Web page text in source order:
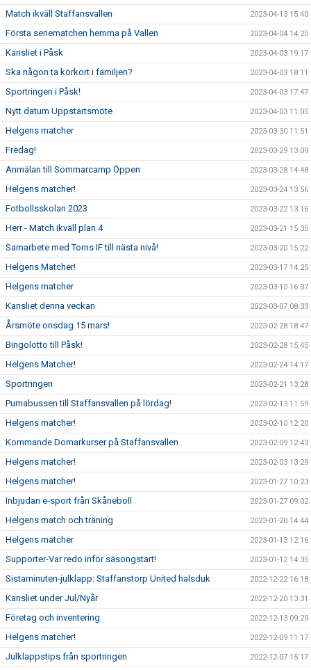
Match ikväll Staffansvallen 2023-04-13 15:40
Första seriematchen hemma på Vallen 2023-04-04 14:25
Kansliet i Påsk 2023-04-03 19:17
Ska någon ta körkort i familjen? 2023-04-03 18:11
Sportringen i Påsk! 2023-04-03 17:47
Nytt datum Uppstartsmöte 2023-04-03 11:05
Helgens matcher 2023-03-30 11:51
Fredag! 2023-03-29 13:09
Anmälan till Sommarcamp Öppen 2023-03-28 14:48
Helgens matcher! 2023-03-24 13:56
Fotbollsskolan 2023 2023-03-22 13:16
Herr - Match ikväll plan 4 2023-03-21 15:35
Samarbete med Torns IF till nästa nivå! 2023-03-20 15:22
Helgens Matcher! 2023-03-17 14:25
Helgens matcher 2023-03-10 16:37
Kansliet denna veckan 2023-03-07 08:33
Årsmöte onsdag 15 mars! 2023-02-28 18:47
Bingolotto till Påsk! 2023-02-28 15:45
Helgens Matcher! 2023-02-24 14:17
Sportringen 2023-02-21 13:28
Pumabussen till Staffansvallen på lördag! 2023-02-13 11:59
Helgens matcher! 2023-02-10 12:20
Kommande Domarkurser på Staffansvallen 2023-02-09 12:43
Helgens matcher! 2023-02-03 13:29
Helgens matcher! 2023-01-27 10:23
Inbjudan e-sport från Skåneboll 2023-01-27 09:02
Helgens match och träning 2023-01-20 14:44
Helgens matcher 2023-01-13 12:16
Supporter-Var redo inför säsongstart! 2023-01-12 14:35
Sistaminuten-julklapp: Staffanstorp United halsduk 2022-12-22 16:18
Kansliet under Jul/Nyår 2022-12-20 13:31
Företag och inventering 2022-12-13 09:29
Helgens matcher! 2022-12-09 11:17
Julklappstips från sportringen 2022-12-07 15:17